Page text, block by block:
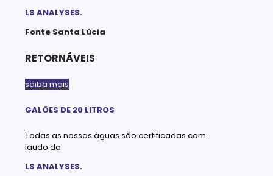
LS ANALYSES.
Fonte Santa Lúcia
RETORNÁVEIS
saiba mais
GALÕES DE 20 LITROS
Todas as nossas águas são certificadas com
laudo da
LS ANALYSES.